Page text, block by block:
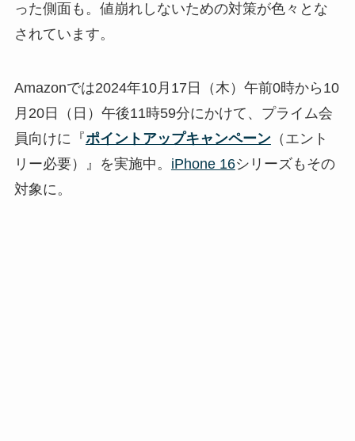
った側面も。値崩れしないための対策が色々とな
されています。
Amazonでは2024年10月17日（木）午前0時から10
月20日（日）午後11時59分にかけて、プライム会
員向けに『ポイントアップキャンペーン（エント
リー必要）』を実施中。 iPhone 16シリーズもその
対象に。